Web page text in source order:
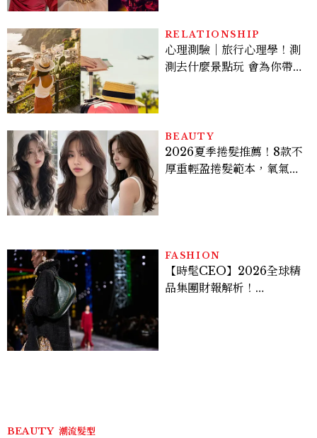
RELATIONSHIP
心理測驗｜旅行心理學！測
測去什麼景點玩 會為你帶來
BEAUTY
2026夏季捲髮推薦！8款不
厚重輕盈捲髮範本，氧氣層
FASHION
【時髦CEO】2026全球精
品集團財報解析！
BEAUTY 潮流髮型